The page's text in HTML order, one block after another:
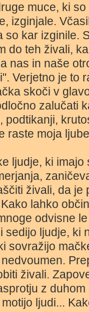
muce, ki
izginjale.
so kar izginile.
do teh živali,
nas in naše
Verjetno je to
skoči v
zalučati
podtikanji,
raste moja
ljudje, ki
živali, da
lahko
odvisne
sedijo ljudje, ki
sovražijo
živali.
z
ljudi...